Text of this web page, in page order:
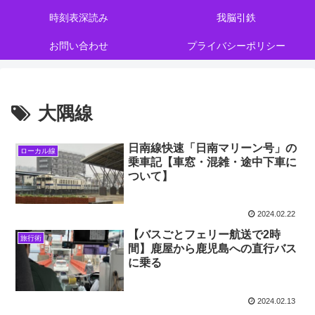
時刻表深読み 我脳引鉄
お問い合わせ プライバシーポリシー
大隅線
ローカル線
日南線快速「日南マリーン号」の
乗車記【車窓・混雑・途中下車に
ついて】
2024.02.22
旅行術
【バスごとフェリー航送で2時
間】鹿屋から鹿児島への直行バス
に乗る
2024.02.13